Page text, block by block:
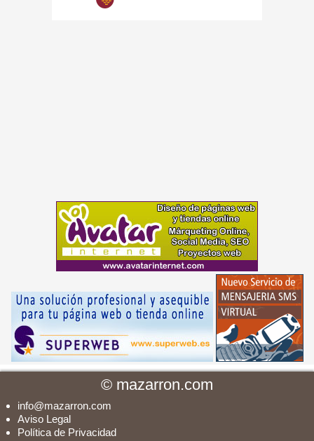
© mazarron.com
info@mazarron.com
Aviso Legal
Política de Privacidad